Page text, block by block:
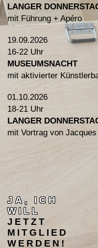
NEWSLETTER
INSTAGRAM
PARTNER
IMPRESSUM
DATENSCHUTZ
LANGER
mit Führung + Apéro
19.09.2026
16-22 Uhr
MUSEUMSNACHT
mit aktivierter
01.10.2026
18-21 Uhr
LANGER
mit Vortrag von
JA, ICH
WILL
JETZT
MITGLIED
WERDEN!